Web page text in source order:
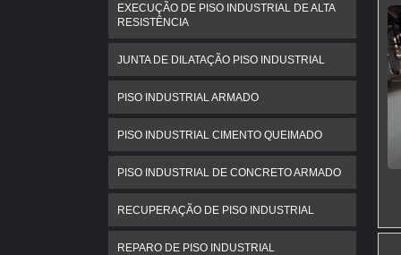
EXECUÇÃO DE PISO INDUSTRIAL DE ALTA
RESISTÊNCIA
JUNTA DE DILATAÇÃO PISO INDUSTRIAL
PISO INDUSTRIAL ARMADO
PISO INDUSTRIAL CIMENTO QUEIMADO
PISO INDUSTRIAL DE CONCRETO ARMADO
RECUPERAÇÃO DE PISO INDUSTRIAL
REPARO DE PISO INDUSTRIAL